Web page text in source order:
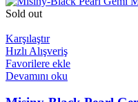
Sold out
Karşılaştır
Hızlı Alışveriş
Favorilere ekle
Devamını oku